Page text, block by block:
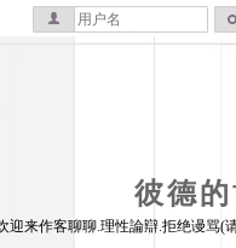
彼德
迎来作客聊聊.理性論辯.拒绝谩骂(